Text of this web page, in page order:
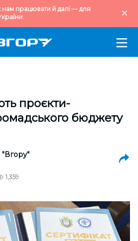
працювати й далі — для
проєкти-
бюджету
"Вгору"
1,359